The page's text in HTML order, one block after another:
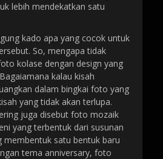
lebih mendekatkan satu
kado apa yang cocok untuk
So, mengapa tidak
kolase dengan design yang
kalau kisah
dalam bingkai foto yang
yang tidak akan terlupa.
juga disebut foto mozaik
yang terbentuk dari susunan
membentuk satu bentuk baru
tema anniversary, foto